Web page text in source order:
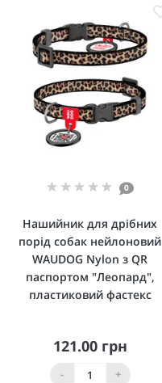
0
Нашийник для дрібних
порід собак нейлоновий
WAUDOG Nylon з QR
паспортом "Леопард",
пластиковий фастекс
121.00 грн
- +